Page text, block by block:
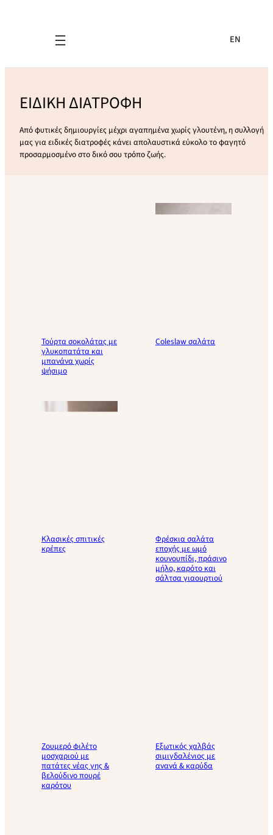
EN
ΕΙΔΙΚΗ ΔΙΑΤΡΟΦΗ
Από φυτικές δημιουργίες μέχρι αγαπημένα χωρίς γλουτένη, η συλλογή
μας για ειδικές διατροφές κάνει απολαυστικά εύκολο το φαγητό
προσαρμοσμένο στο δικό σου τρόπο ζωής.
Τούρτα σοκολάτας με
γλυκοπατάτα και
μπανάνα χωρίς
ψήσιμο
Coleslaw σαλάτα
Κλασικές σπιτικές
κρέπες
Φρέσκια σαλάτα
εποχής με ωμό
κουνουπίδι, πράσινο
μήλο, καρότο και
σάλτσα γιαουρτιού
Ζουμερό φιλέτο
μοσχαριού με
πατάτες νέας γης &
βελούδινο πουρέ
καρότου
Εξωτικός χαλβάς
σιμιγδαλένιος με
ανανά & καρύδα